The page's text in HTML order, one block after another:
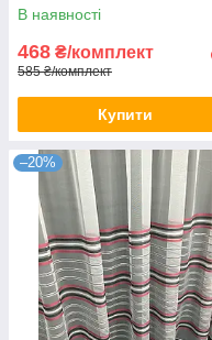
В наявності
468 ₴/комплект
585 ₴/комплект
Купити
–20%